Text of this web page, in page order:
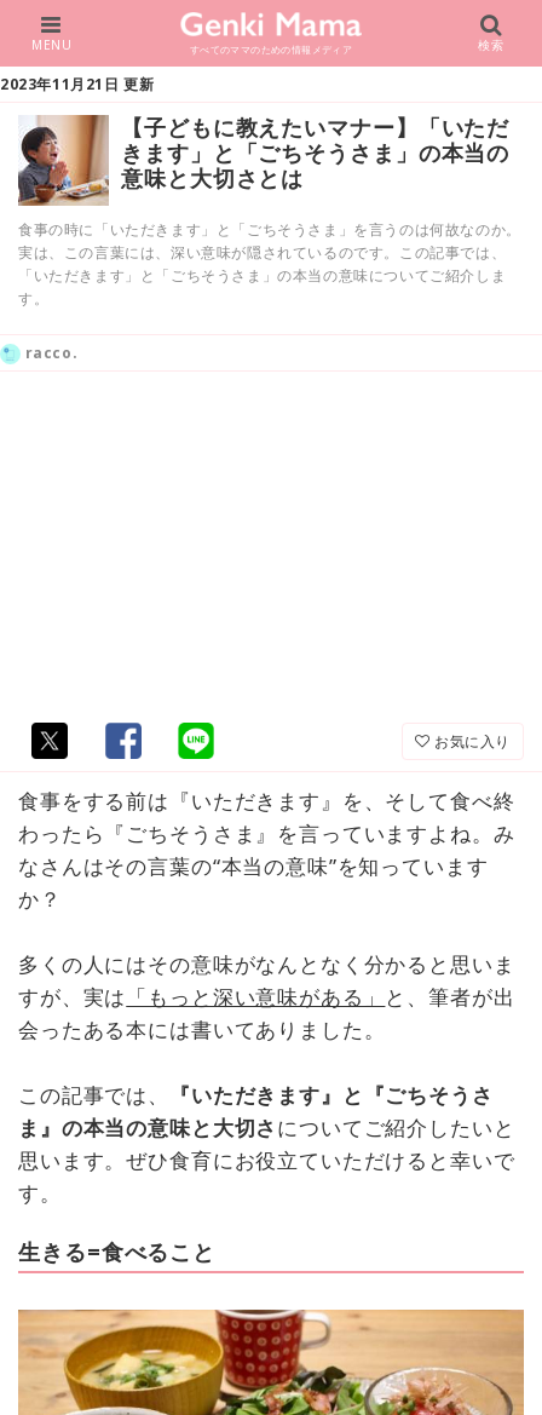
すべてのママのための情報メディア
MENU 検索
2023年11月21日 更新
【子どもに教えたいマナー】「いただ
きます」と「ごちそうさま」の本当の
意味と大切さとは
食事の時に「いただきます」と「ごちそうさま」を言うのは何故なのか。
実は、この言葉には、深い意味が隠されているのです。この記事では、
「いただきます」と「ごちそうさま」の本当の意味についてご紹介しま
す。
racco.
お気に入り
食事をする前は『いただきます』を、そして食べ終
わったら『ごちそうさま』を言っていますよね。み
なさんはその言葉の“本当の意味”を知っています
か？
多くの人にはその意味がなんとなく分かると思いま
すが、実は 「もっと深い意味がある」 と、筆者が出
会ったある本には書いてありました。
この記事では、
『いただきます』と『ごちそうさ
ま』の本当の意味と大切さ についてご紹介したいと
思います。ぜひ食育にお役立ていただけると幸いで
す。
生きる=食べること